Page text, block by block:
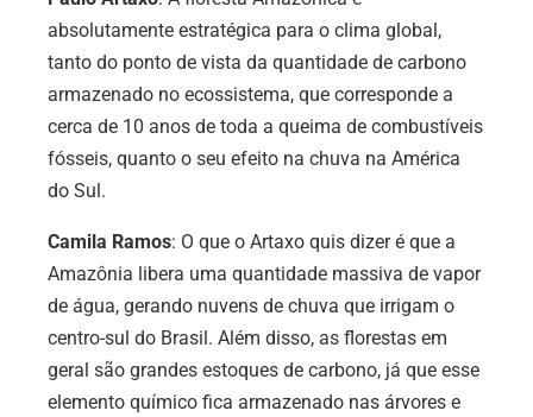
absolutamente estratégica para o clima global,
tanto do ponto de vista da quantidade de carbono
armazenado no ecossistema, que corresponde a
cerca de 10 anos de toda a queima de combustíveis
fósseis, quanto o seu efeito na chuva na América
do Sul.
Camila Ramos: O que o Artaxo quis dizer é que a
Amazônia libera uma quantidade massiva de vapor
de água, gerando nuvens de chuva que irrigam o
centro-sul do Brasil. Além disso, as florestas em
geral são grandes estoques de carbono, já que esse
elemento químico fica armazenado nas árvores e